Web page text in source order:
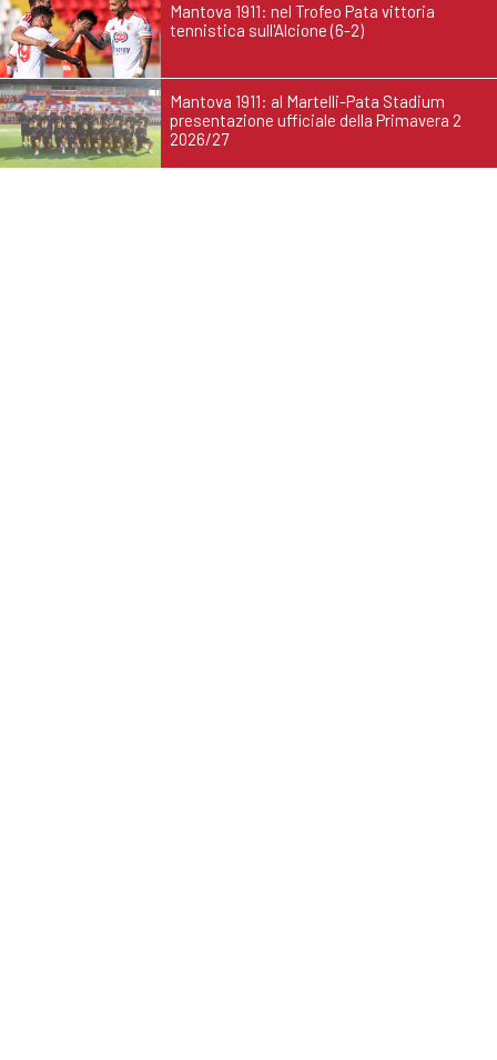
Mantova 1911: nel Trofeo Pata vittoria
tennistica sull'Alcione (6-2)
Mantova 1911: al Martelli-Pata Stadium
presentazione ufficiale della Primavera 2
2026/27